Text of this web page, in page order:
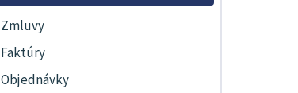
Zmluvy
Faktúry
Objednávky